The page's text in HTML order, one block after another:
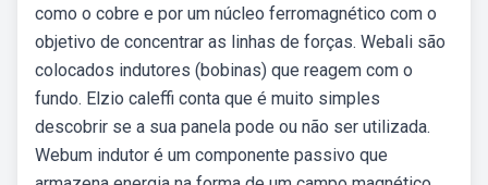
como o cobre e por um núcleo ferromagnético com o
objetivo de concentrar as linhas de forças. Webali são
colocados indutores (bobinas) que reagem com o
fundo. Elzio caleffi conta que é muito simples
descobrir se a sua panela pode ou não ser utilizada.
Webum indutor é um componente passivo que